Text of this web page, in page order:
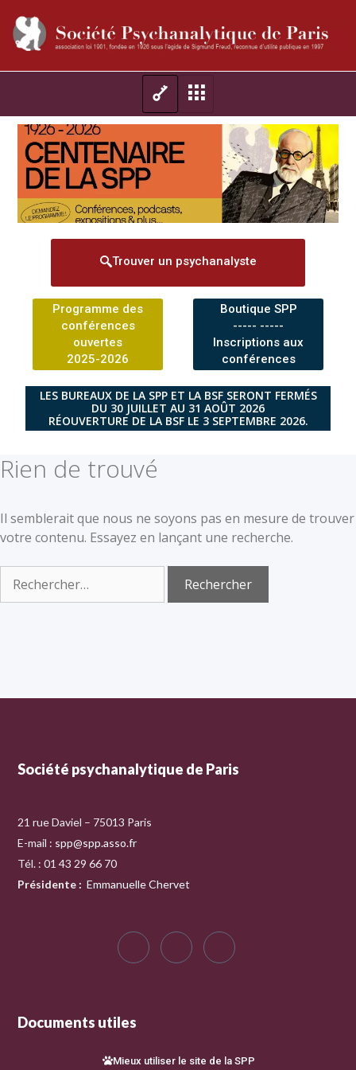
Trouver un psychanalyste
Programme des
conférences
ouvertes
2025-2026
Boutique SPP
----- -----
Inscriptions aux
conférences
LES BUREAUX DE LA SPP ET LA BSF SERONT FERMÉS
DU 30 JUILLET AU 31 AOÛT 2026
RÉOUVERTURE DE LA BSF LE 3 SEPTEMBRE 2026.
Rien de trouvé
Il semblerait que nous ne soyons pas en mesure de trouver
votre contenu. Essayez en lançant une recherche.
Société psychanalytique de Paris
21 rue Daviel – 75013 Paris
E-mail : spp@spp.asso.fr
Tél. : 01 43 29 66 70
Présidente : Emmanuelle Chervet
Documents utiles
Mieux utiliser le site de la SPP